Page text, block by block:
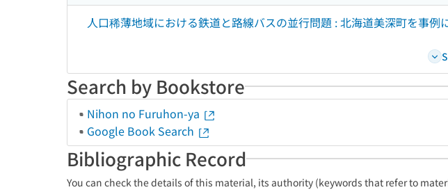
人口稀薄地域における鉄道と路線バスの並行問題 : 北海道美深町を事例
Search by Bookstore
Nihon no Furuhon-ya
Google Book Search
Bibliographic Record
You can check the details of this material, its authority (keywords that refer to